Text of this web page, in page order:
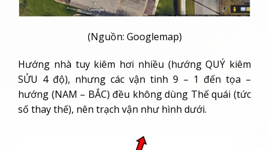
(Nguồn: Googlemap)
Hướng nhà tuy kiêm hơi nhiều (hướng QUÝ kiêm
SỬU 4 độ), nhưng các vận tinh 9 – 1 đến tọa –
hướng (NAM – BẮC) đều không dùng Thế quái (tức
số thay thế), nên trạch vận như hình dưới.